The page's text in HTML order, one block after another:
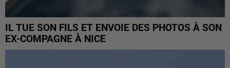
IL TUE SON FILS ET ENVOIE DES PHOTOS À SON
EX-COMPAGNE À NICE